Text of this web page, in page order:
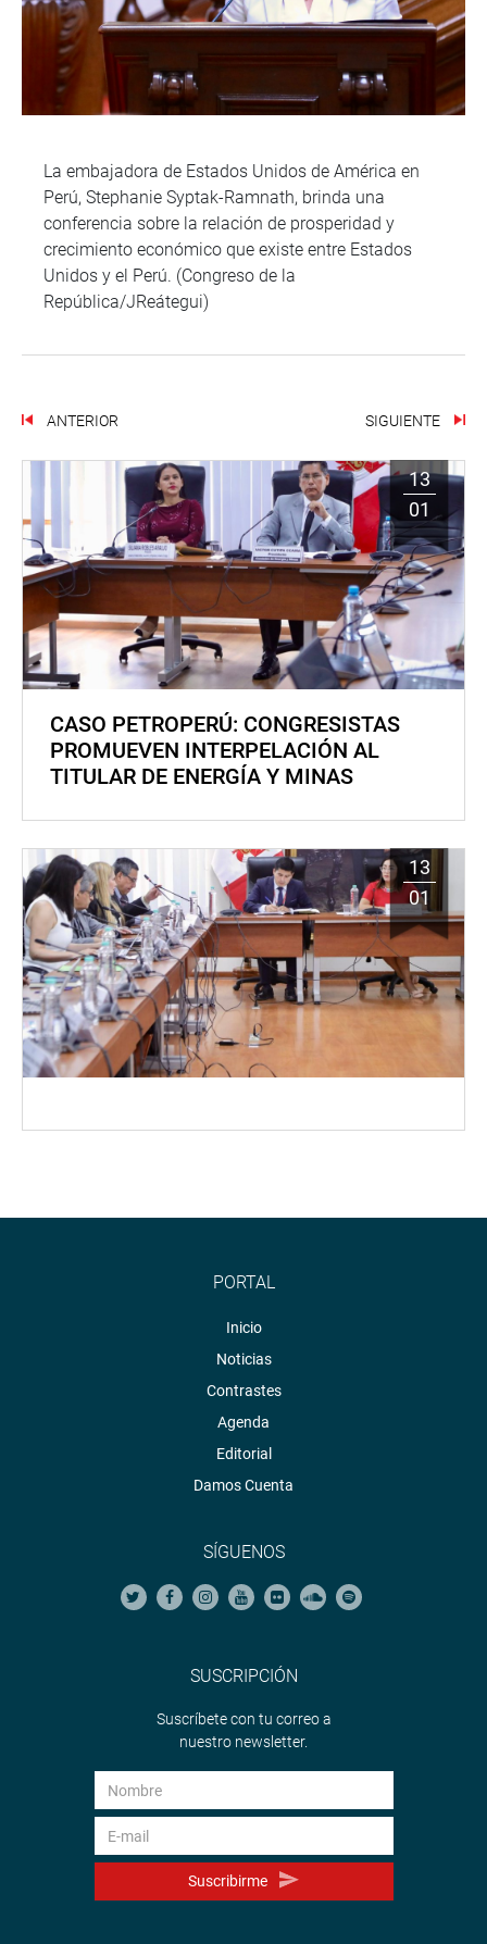
La embajadora de Estados Unidos de América en
Perú, Stephanie Syptak-Ramnath, brinda una
conferencia sobre la relación de prosperidad y
crecimiento económico que existe entre Estados
Unidos y el Perú. (Congreso de la
República/JReátegui)
ANTERIOR SIGUIENTE
13
01
CASO PETROPERÚ: CONGRESISTAS
PROMUEVEN INTERPELACIÓN AL
TITULAR DE ENERGÍA Y MINAS
13
01
PORTAL
Inicio
Noticias
Contrastes
Agenda
Editorial
Damos Cuenta
SÍGUENOS
SUSCRIPCIÓN
Suscríbete con tu correo a
nuestro newsletter.
Suscribirme